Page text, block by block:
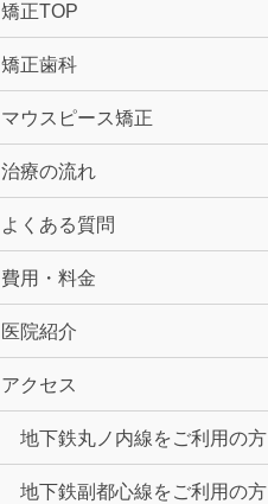
矯正TOP
矯正歯科
マウスピース矯正
治療の流れ
よくある質問
費用・料金
医院紹介
アクセス
地下鉄丸ノ内線をご利用の方
地下鉄副都心線をご利用の方